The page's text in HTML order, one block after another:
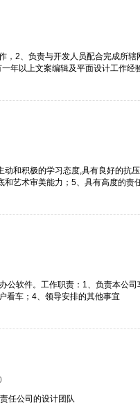
2、负责与开发人员配合完成所
年以上文案编辑及平面设计工作经
和积极的学习态度,具有良好的抗
艺术审美能力；5、具有高度的责
软件。工作职责：1、负责本公
看车；4、领导安排的其他事宜
任公司的设计团队